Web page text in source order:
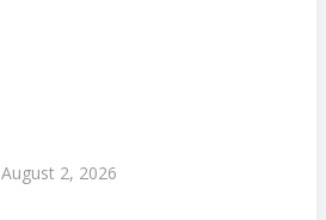
August 2, 2026